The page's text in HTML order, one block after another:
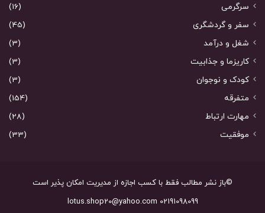
سرگرمی
(16)
سفر و گردشگری
(45)
شغل و درآمد
(3)
کاریزما و جذابیت
(3)
کودک و نوجوان
(3)
متفرقه
(154)
مهارت ارتباط
(28)
موفقیت
(33)
©باز نشر مطالب فقط با کسب اجازه از مدیریت امکان پذیر است
02191098099 lotus.shop20@yahoo.com